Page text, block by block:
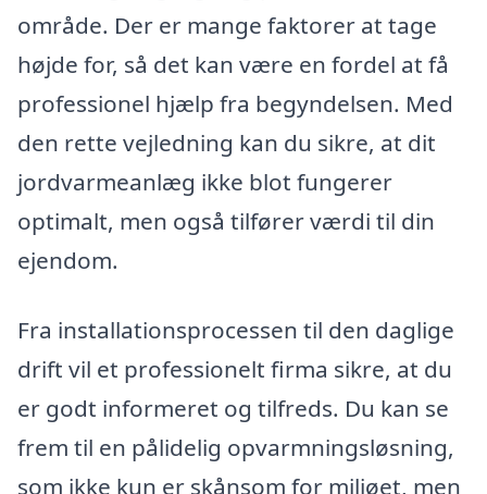
område. Der er mange faktorer at tage
højde for, så det kan være en fordel at få
professionel hjælp fra begyndelsen. Med
den rette vejledning kan du sikre, at dit
jordvarmeanlæg ikke blot fungerer
optimalt, men også tilfører værdi til din
ejendom.
Fra installationsprocessen til den daglige
drift vil et professionelt firma sikre, at du
er godt informeret og tilfreds. Du kan se
frem til en pålidelig opvarmningsløsning,
som ikke kun er skånsom for miljøet, men